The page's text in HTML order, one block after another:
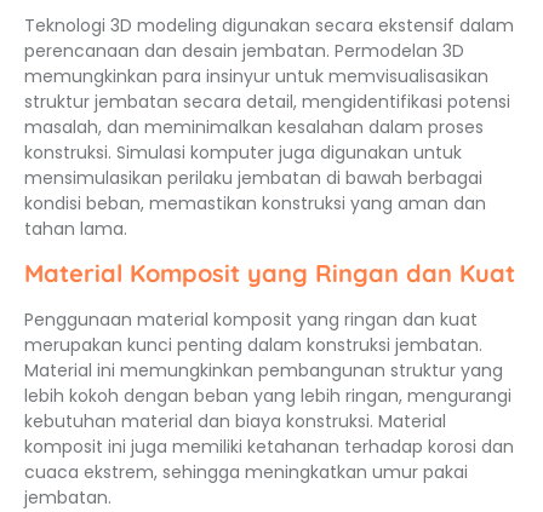
Teknologi 3D modeling digunakan secara ekstensif dalam
perencanaan dan desain jembatan. Permodelan 3D
memungkinkan para insinyur untuk memvisualisasikan
struktur jembatan secara detail, mengidentifikasi potensi
masalah, dan meminimalkan kesalahan dalam proses
konstruksi. Simulasi komputer juga digunakan untuk
mensimulasikan perilaku jembatan di bawah berbagai
kondisi beban, memastikan konstruksi yang aman dan
tahan lama.
Material Komposit yang Ringan dan Kuat
Penggunaan material komposit yang ringan dan kuat
merupakan kunci penting dalam konstruksi jembatan.
Material ini memungkinkan pembangunan struktur yang
lebih kokoh dengan beban yang lebih ringan, mengurangi
kebutuhan material dan biaya konstruksi. Material
komposit ini juga memiliki ketahanan terhadap korosi dan
cuaca ekstrem, sehingga meningkatkan umur pakai
jembatan.